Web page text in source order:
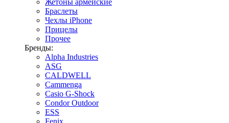
Жетоны армейские
Браслеты
Чехлы iPhone
Прицелы
Прочее
Бренды:
Alpha Industries
ASG
CALDWELL
Cammenga
Casio G-Shock
Condor Outdoor
ESS
Fenix